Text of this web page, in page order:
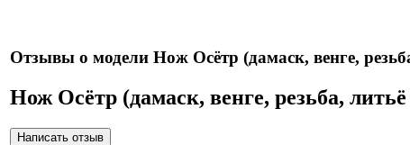
Отзывы о модели Нож Осётр (дамаск, венге,
Нож Осётр (дамаск, венге, резьба,